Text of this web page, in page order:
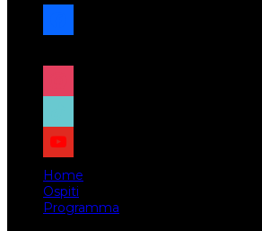
facebook
x
instagram
tiktok
youtube
Home
Ospiti
Programma